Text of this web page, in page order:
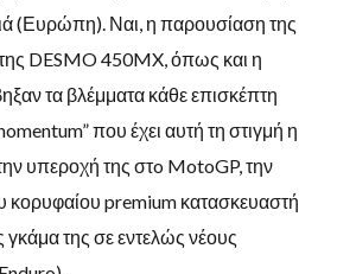
(Ευρώπη). Ναι, η παρουσίαση της
DESMO 450MX, όπως και η
τα βλέμματα κάθε επισκέπτη
που έχει αυτή τη στιγμή η
υπεροχή της στo MotoGP, την
κορυφαίου premium κατασκευαστή
γκάμα της σε εντελώς νέους